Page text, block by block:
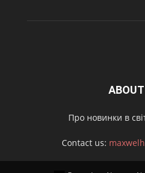
Про новинки в
Contact us: